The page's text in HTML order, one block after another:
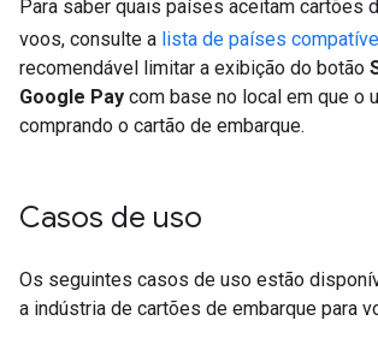
Para saber quais países aceitam cartões
voos, consulte a lista de países
recomendável limitar a exibição do botão
Google Pay com base no local em que o
comprando o cartão de embarque.
Casos de uso
Os seguintes casos de uso estão
a indústria de cartões de embarque para